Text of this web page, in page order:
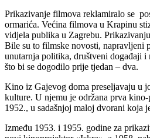
Prikazivanje filmova reklamiralo se
ormarića. Većina filmova u Krapinu
vidjela publika u Zagrebu.
Bile su to filmske novosti, napravljeni
unutarnja politika, društveni događaji i
što bi se dogodilo prije tjedan – dva.
Kino iz Gajevog doma preseljavaju u
kulture. U njemu je održana prva kino-
1952., u sadašnjoj maloj dvorani koja
Između 1953. i 1955. godine za